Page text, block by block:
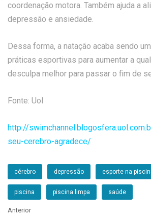
coordenação motora. Também ajuda a
depressão e ansiedade.
Dessa forma, a natação acaba sendo
práticas esportivas para aumentar a
desculpa melhor para passar o fim de
Fonte: Uol
http://
seu-cerebro-agradece/
cérebro depressão esporte na
piscina piscina limpa saúde
Anterior